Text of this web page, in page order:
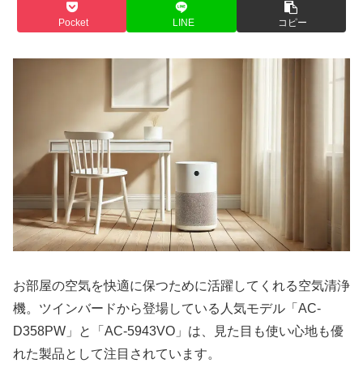
Pocket LINE コピー
お部屋の空気を快適に保つために活躍してくれる空気清浄
機。ツインバードから登場している人気モデル「AC-
D358PW」と「AC-5943VO」は、見た目も使い心地も優
れた製品として注目されています。